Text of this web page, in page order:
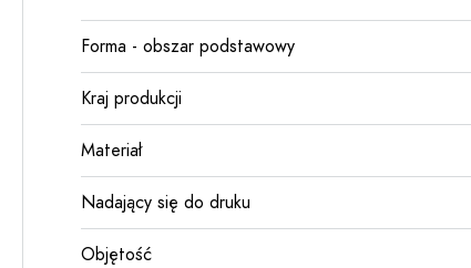
Forma - obszar podstawowy
Kraj produkcji
Materiał
Nadający się do druku
Objętość